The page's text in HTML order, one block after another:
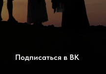
Подписаться в ВК